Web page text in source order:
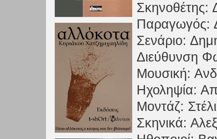
Παραγωγός:
Σενάριο:
Διεύθυνση
Μουσική:
Ηχοληψία:
Μοντάζ:
Σκηνικά: